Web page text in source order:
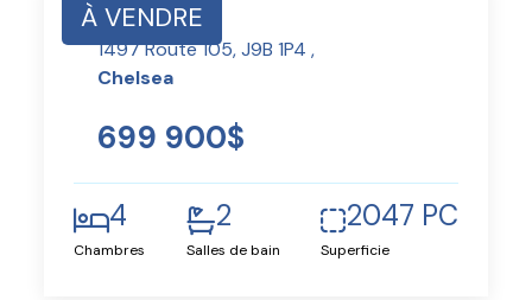
À VENDRE
1497 Route 105, J9B 1P4 ,
Chelsea
699 900$
4
Chambres
2
Salles de bain
2047 PC
Superficie